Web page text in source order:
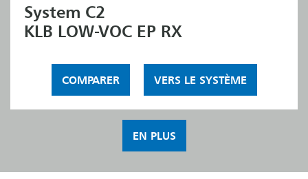
System C2
KLB LOW-VOC EP RX
COMPARER VERS LE SYSTÈME
EN PLUS